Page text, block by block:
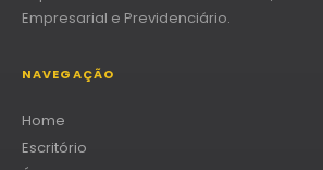
Empresarial e Previdenciário.
NAVEGAÇÃO
Home
Escritório